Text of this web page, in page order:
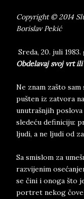
Copyright © 2014
Borislav Pekić
Sreda, 20. juli 1983.
Obdelavaj svoj vrt
Ne znam zašto
pušten iz zatvora
unutrašnjih poslova
sledeću definiciju:
ljudi, a ne ljudi od
Sa smislom za
razvijenim
se čini i onoga što
portret nekog